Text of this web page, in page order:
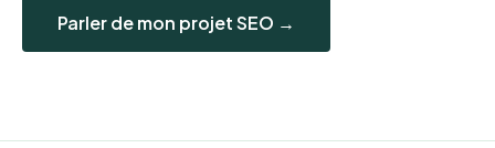
Parler de mon projet SEO →